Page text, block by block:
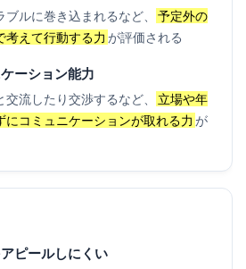
ルに巻き込まれるなど、
予定外の
考えて行動する力 が評価される
ーション能力
流したり交渉するなど、
立場や年
にコミュニケーションが取れる力 が
ピールしにくい